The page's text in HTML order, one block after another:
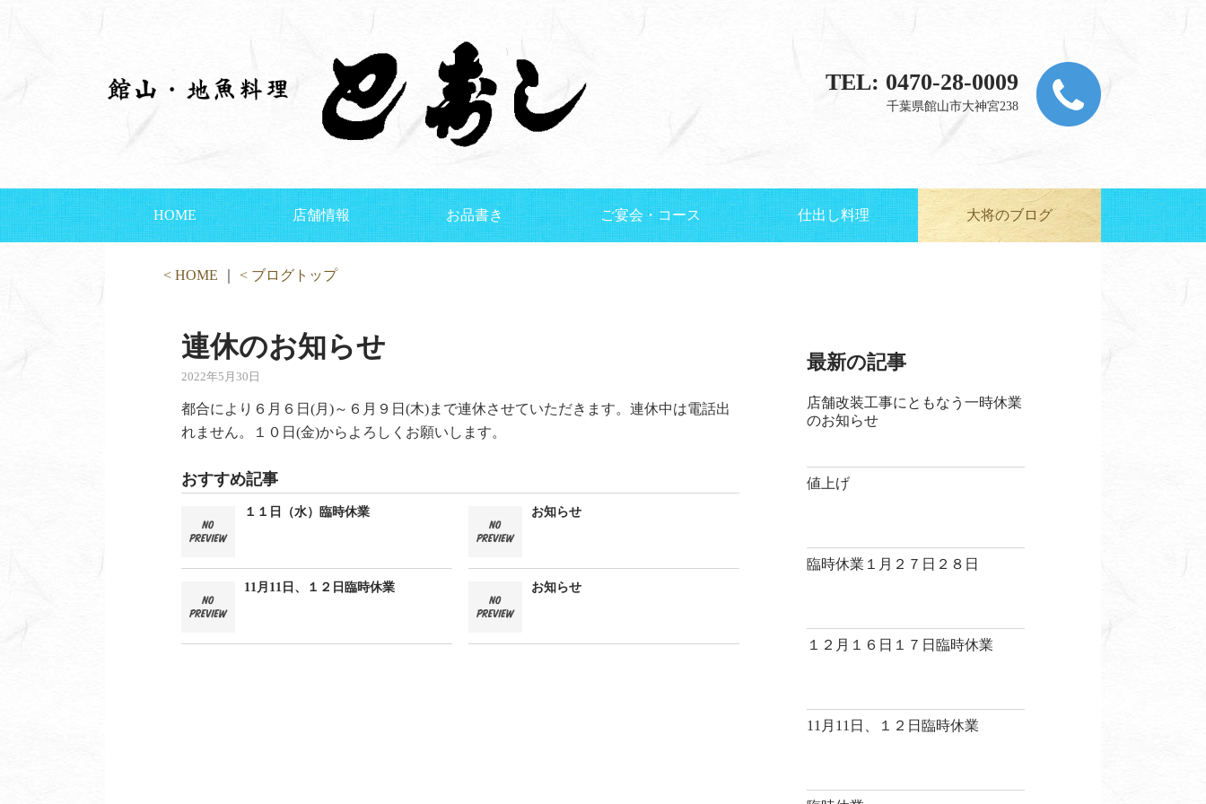
TEL: 0470-28-0009
千葉県館山市大神宮238
HOME 店舗情報 お品書き ご宴会・コース 仕出し料理 大将のブログ
< HOME < ブログトップ
連休のお知らせ
2022年5月30日
都合により６月６日(月)～６月９日(木)まで連休させていただきます。連休中は電話出
れません。１０日(金)からよろしくお願いします。
おすすめ記事
１１日（水）臨時休業 お知らせ
11月11日、１２日臨時休業 お知らせ
最新の記事
店舗改装工事にともなう一時休業
のお知らせ
値上げ
臨時休業１月２７日２８日
１２月１６日１７日臨時休業
11月11日、１２日臨時休業